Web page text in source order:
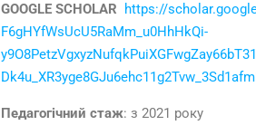
GOOGLE SCHOLAR
https://
F6gHYfWsUcU5RaMm_u0HhHkQi-
Педагогічний стаж: з 2021 року